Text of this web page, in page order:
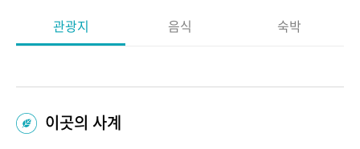
관광지 음식 숙박
이곳의 사계